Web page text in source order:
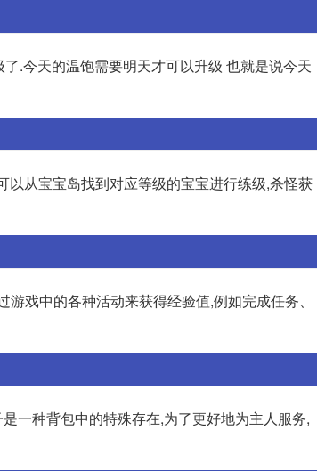
.今天的温饱需要明天才可以升级 也就是说今天
从宝宝岛找到对应等级的宝宝进行练级,杀怪获
戏中的各种活动来获得经验值,例如完成任务、
一种背包中的特殊存在,为了更好地为主人服务,